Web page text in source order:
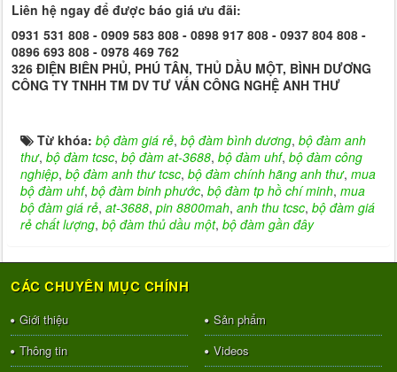
Liên hệ ngay để được báo giá ưu đãi:
0931 531 808 - 0909 583 808 - 0898 917 808 - 0937 804 808 -
0896 693 808 - 0978 469 762
326 ĐIỆN BIÊN PHỦ, PHÚ TÂN, THỦ DẦU MỘT, BÌNH DƯƠNG
CÔNG TY TNHH TM DV TƯ VẤN CÔNG NGHỆ ANH THƯ
Từ khóa:bộ đàm giá rẻ,bộ đàm bình dương,bộ đàm anh
thư,bộ đàm tcsc,bộ đàm at-3688,bộ đàm uhf,bộ đàm công
nghiệp,bộ đàm anh thư tcsc,bộ đàm chính hãng anh thư,mua
bộ đàm uhf,bộ đàm binh phước,bộ đàm tp hồ chí minh,mua
bộ đàm giá rẻ,at-3688,pin 8800mah,anh thu tcsc,bộ đàm giá
rẻ chất lượng,bộ đàm thủ dầu một,bộ đàm gần đây
CÁC CHUYÊN MỤC CHÍNH
Giới thiệu
Sản phẩm
Thông tin
Videos